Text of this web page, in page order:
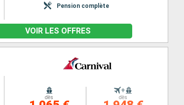
Pension complète
VOIR LES OFFRES
dès
+
dès